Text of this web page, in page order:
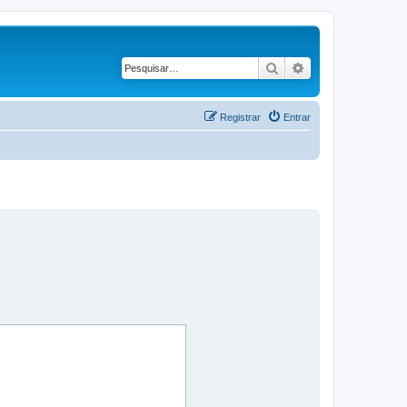
Pesquisar
Entrar
Registrar